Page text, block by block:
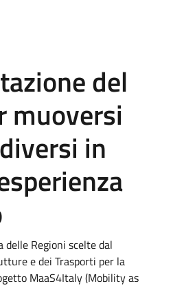
del
muoversi
in
delle Regioni scelte dal
e dei Trasporti per la
MaaS4Italy (Mobility as